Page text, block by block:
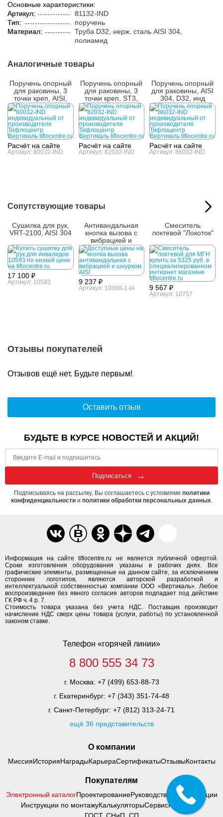
Основные характеристики:
Артикул:
81132-IND
Тип:
поручень
Материал:
Труба D32, нерж. cталь AISI 304,
полиамид
Аналогичные товары
Поручень опорный
для раковины, 3
точки креп, AISI,
D38, инд
Расчёт на сайте
Артикул: 80032-IND
Поручень опорный
для раковины, 3
точки креп, ST3,
D38, инд
Расчёт на сайте
Артикул: 82032-IND
Поручень опорный
для раковины, AISI
304, D32, инд
Расчёт на сайте
Артикул: 86032-IND
Сопутствующие товары
Сушилка для рук,
VRT-2100, AISI 304
17 100 ₽
Артикул: 10593
Антивандальная
кнопка вызова с
вибрацией и
шнурком AISI 304
9 237 ₽
Артикул: 10698-1-IA
Смеситель
локтевой "Локоток"
9 567 ₽
Артикул: 10757
Отзывы покупателей
Отзывов ещё нет. Будьте первым!
Оставить отзыв
О компании
МиссияИсторияНаградыКарьераСертификатыОтзывыКонтакты
Информация на сайте tiflocentre.ru не является публичной офертой.
Сроки изготовления оборудования указаны в рабочих днях. Все
графические элементы, размещенные на данном сайте, за исключением
сторонних логотипов, являются авторской разработкой и
интеллектуальной собственностью компании ООО «Вертикаль». Любое
воспроизведение без явного согласия авторов подпадает под действие
ГК РФ ч. 4 р. 7.
Стоимость товара указана без учета НДС. Поставщик производит
начисление НДС сверх цены товара (услуги, работы) по установленной
законом ставке.
Покупателям
Электронный каталогПроектированиеРуководства по адаптации
Инструкции по монтажуКалькуляторыСервисный центр
Телефон «горячей линии»
8 800 555 34 73
г. Москва: +7 (499) 653-88-73
г. Екатеринбург: +7 (343) 351-74-48
г. Санкт-Петербург: +7 (812) 313-24-71
ещё 36 представительств
БУДЬТЕ В КУРСЕ НОВОСТЕЙ И АКЦИЙ!
Подписаться
Подписываясь на рассылку, Вы соглашаетесь с условиями политики
конфиденциальностии политики обработки персональных данных.